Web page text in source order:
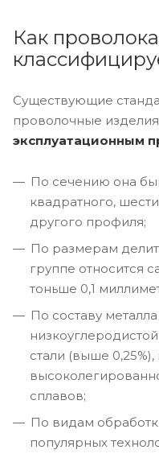
Как проволока
Существующие
проволочные изделия
эксплуатационным
По сечению она
квадратного,
другого профиля;
По размерам
группе относится
тоньше 0,1
По составу
стали (выше
сплавов;
По видам
популярных